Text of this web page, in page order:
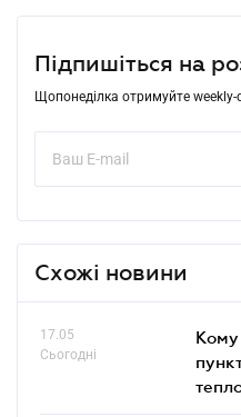
Підпишіться на
Щопонеділка отримуйте weekly-
Схожі новини
17.05
Сьогодні
Кому